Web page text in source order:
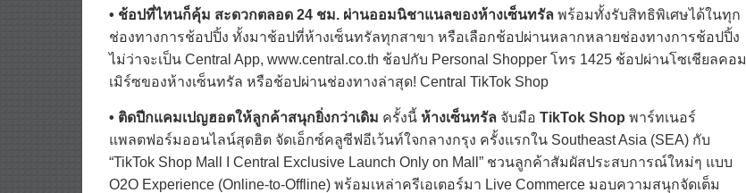
• ช้อปที่ไหนก็คุ้ม สะดวกตลอด 24 ชม. ผ่านออมนิชาแนลของห้างเซ็นทรัล พร้อมทั้งรับสิทธิพิเศษได้ในทุก
ช่องทางการช้อปปิ้ง ทั้งมาช้อปที่ห้างเซ็นทรัลทุกสาขา หรือเลือกช้อปผ่านหลากหลายช่องทางการช้อปปิ้ง
ไม่ว่าจะเป็น Central App, www.central.co.th ช้อปกับ Personal Shopper โทร 1425 ช้อปผ่านโซเชียลคอม
เมิร์ซของห้างเซ็นทรัล หรือช้อปผ่านช่องทางล่าสุด! Central TikTok Shop
• ติดปีกแคมเปญฮอตให้ลูกค้าสนุกยิ่งกว่าเดิม ครั้งนี้ ห้างเซ็นทรัล จับมือ TikTok Shop พาร์ทเนอร์
แพลตฟอร์มออนไลน์สุดฮิต จัดเอ็กซ์คลูซีฟอีเว้นท์ใจกลางกรุง ครั้งแรกใน Southeast Asia (SEA) กับ
“TikTok Shop Mall I Central Exclusive Launch Only on Mall” ชวนลูกค้าสัมผัสประสบการณ์ใหม่ๆ แบบ
O2O Experience (Online-to-Offline) พร้อมเหล่าครีเอเตอร์มา Live Commerce มอบความสนุกจัดเต็ม